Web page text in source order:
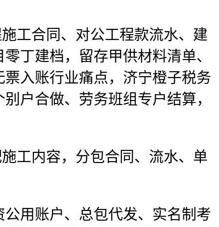
工合同、对公工程款流水、建
丁建档，留存甲供材料清单、
入账行业痛点，济宁橙子税务
户合做、劳务班组专户结算，
工内容，分包合同、流水、单
用账户、总包代发、实名制考